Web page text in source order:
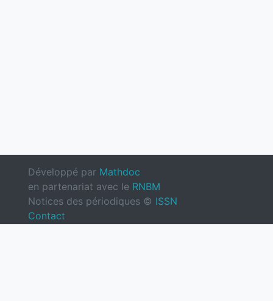
Développé par Mathdoc
en partenariat avec le RNBM
Notices des périodiques © ISSN
Contact